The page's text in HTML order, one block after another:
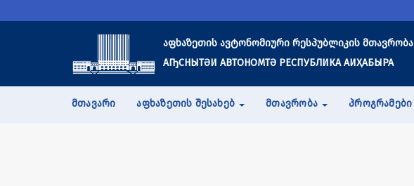
აფხაზეთის ავტონომიური რესპუბლიკის მთავრობა
АҦСНЫТӘИ АВТОНОМТӘ РЕСПУБЛИКА АИҲАБЫРА
ᲛᲗᲐᲕᲐᲠᲘ ᲐᲤᲮᲐᲖᲔᲗᲘᲡ ᲨᲔᲡᲐᲮᲔᲑ ᲛᲗᲐᲕᲠᲝᲑᲐ ᲞᲠᲝᲒᲠᲐᲛᲔᲑᲘ